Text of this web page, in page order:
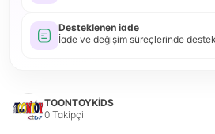
Desteklenen iade
İade ve değişim süreçlerinde
TOONTOYKİDS
0 Takipçi